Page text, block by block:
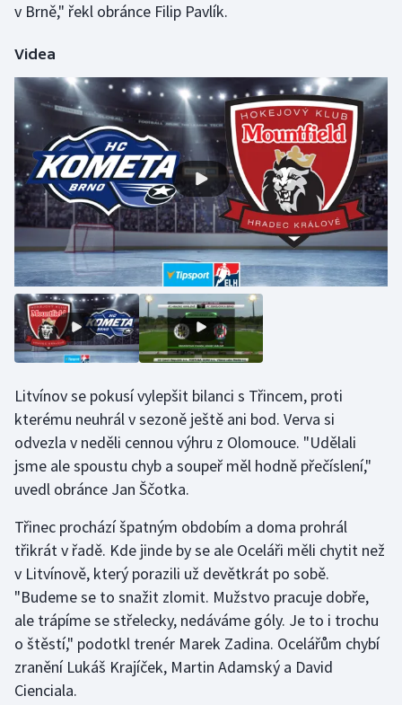
Plavání
Plážový volejbal
Ragby
Rychlobruslení
Rychlostní kanoistika
Short track
Sportovní střelba
Stolní tenis
Triatlon
Veslování
Vodní slalom
Volejbal
Ostatní
v Brně," řekl obránce Filip Pavlík.
Videa
Litvínov se pokusí vylepšit bilanci s Třincem, proti
kterému neuhrál v sezoně ještě ani bod. Verva si
odvezla v neděli cennou výhru z Olomouce. "Udělali
jsme ale spoustu chyb a soupeř měl hodně přečíslení,"
uvedl obránce Jan Ščotka.
Třinec prochází špatným obdobím a doma prohrál
třikrát v řadě. Kde jinde by se ale Oceláři měli chytit než
v Litvínově, který porazili už devětkrát po sobě.
"Budeme se to snažit zlomit. Mužstvo pracuje dobře,
ale trápíme se střelecky, nedáváme góly. Je to i trochu
o štěstí," podotkl trenér Marek Zadina. Ocelářům chybí
zranění Lukáš Krajíček, Martin Adamský a David
Cienciala.